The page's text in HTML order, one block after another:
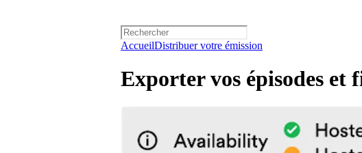
AccueilDistribuer votre émission
Exporter vos épisodes et